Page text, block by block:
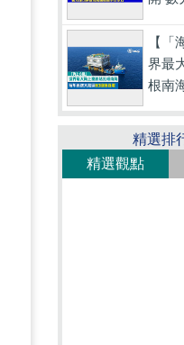
【「
界最
根南
精選排
精選觀點